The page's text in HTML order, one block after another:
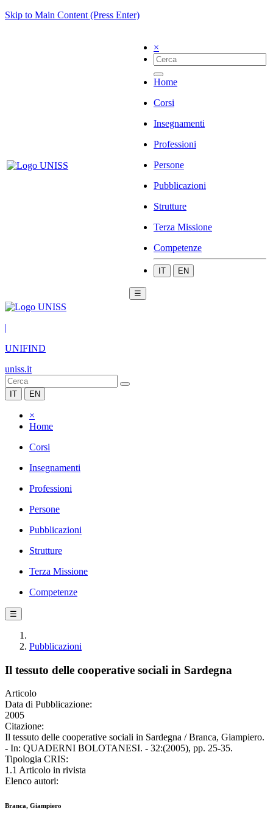
Skip to Main Content (Press Enter)
×
Home
Corsi
Insegnamenti
Professioni
Persone
Pubblicazioni
Strutture
Terza Missione
Competenze
IT EN
☰
|
UNIFIND
uniss.it
IT EN
×
Home
Corsi
Insegnamenti
Professioni
Persone
Pubblicazioni
Strutture
Terza Missione
Competenze
☰
Pubblicazioni
Il tessuto delle cooperative sociali in Sardegna
Articolo
Data di Pubblicazione:
2005
Citazione:
Il tessuto delle cooperative sociali in Sardegna / Branca, Giampiero.
- In: QUADERNI BOLOTANESI. - 32:(2005), pp. 25-35.
Tipologia CRIS:
1.1 Articolo in rivista
Elenco autori:
Branca, Giampiero